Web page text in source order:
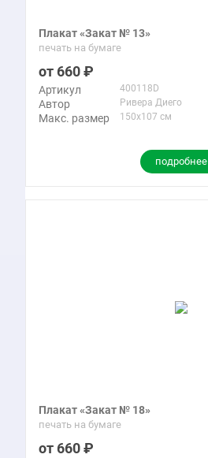
Плакат «Закат № 13»
печать на бумаге
660
Артикул 400118D
Автор Ривера Диего
Макс. размер 150x107 см
подробнее
Плакат «Закат № 18»
печать на бумаге
660